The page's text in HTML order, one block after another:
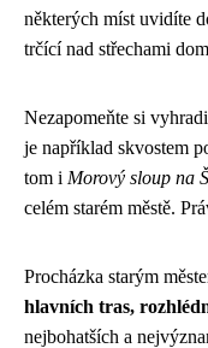
některých míst uvidíte
trčící nad střechami
Nezapomeňte si
je například skvostem
tom i Morový sloup na
celém starém městě.
Procházka starým
hlavních tras,
nejbohatších a